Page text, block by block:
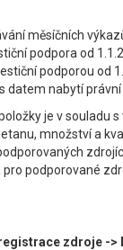
měsíčních
podpora od
podporou od
datem nabytí
je v souladu
množství a
podporované
zdroje ->